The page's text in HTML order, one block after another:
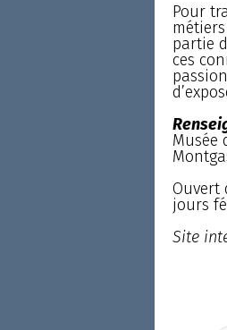
Pour
partie
ces
Musée
Ouvert
jours
Site